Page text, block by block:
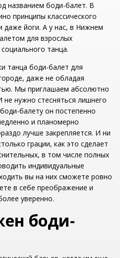
названием боди-балет. В
принципы классического
даже йоги. А у нас, в Нижнем
для взрослых
танца.
танца боди-балет для
даже не обладая
Мы приглашаем абсолютно
не нужно стесняться лишнего
балету он постепенно
и планомерно
лучше закрепляется. И ни
грации, как это сделает
в том числе полных
индивидуальные
вы на них сможете ровно
в себе преображение и
уверенно.
боди-